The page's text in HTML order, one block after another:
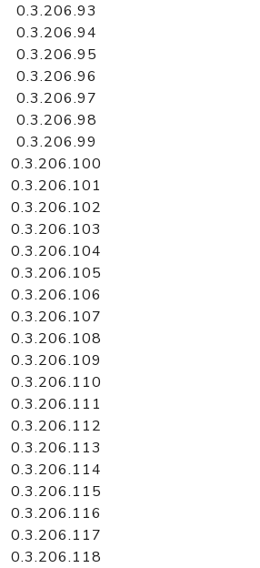
0.3.206.93
0.3.206.94
0.3.206.95
0.3.206.96
0.3.206.97
0.3.206.98
0.3.206.99
0.3.206.100
0.3.206.101
0.3.206.102
0.3.206.103
0.3.206.104
0.3.206.105
0.3.206.106
0.3.206.107
0.3.206.108
0.3.206.109
0.3.206.110
0.3.206.111
0.3.206.112
0.3.206.113
0.3.206.114
0.3.206.115
0.3.206.116
0.3.206.117
0.3.206.118